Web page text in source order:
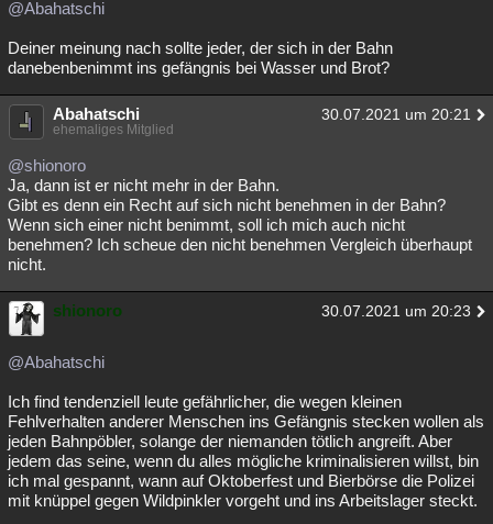
@Abahatschi
Deiner meinung nach sollte jeder, der sich in der Bahn
danebenbenimmt ins gefängnis bei Wasser und Brot?
Abahatschi 30.07.2021 um 20:21
ehemaliges Mitglied
@shionoro
Ja, dann ist er nicht mehr in der Bahn.
Gibt es denn ein Recht auf sich nicht benehmen in der Bahn?
Wenn sich einer nicht benimmt, soll ich mich auch nicht
benehmen? Ich scheue den nicht benehmen Vergleich überhaupt
nicht.
shionoro 30.07.2021 um 20:23
@Abahatschi
Ich find tendenziell leute gefährlicher, die wegen kleinen
Fehlverhalten anderer Menschen ins Gefängnis stecken wollen als
jeden Bahnpöbler, solange der niemanden tötlich angreift. Aber
jedem das seine, wenn du alles mögliche kriminalisieren willst, bin
ich mal gespannt, wann auf Oktoberfest und Bierbörse die Polizei
mit knüppel gegen Wildpinkler vorgeht und ins Arbeitslager steckt.